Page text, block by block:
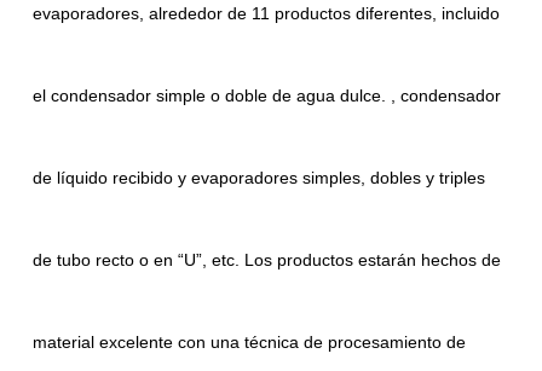
evaporadores, alrededor de 11 productos diferentes, incluido
el condensador simple o doble de agua dulce. , condensador
de líquido recibido y evaporadores simples, dobles y triples
de tubo recto o en “U”, etc. Los productos estarán hechos de
material excelente con una técnica de procesamiento de